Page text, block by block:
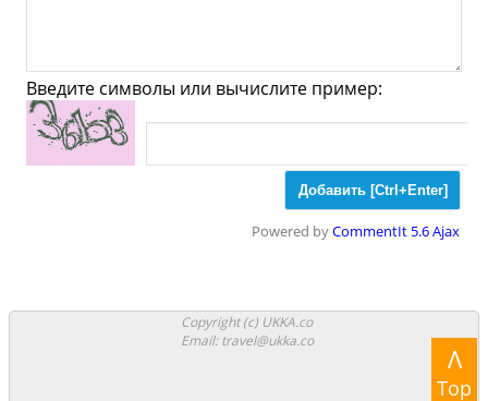
Музеи Галлереи
Церкви
Синагоги
Аттракционы
Аквапарки
Зоопарки
Введите символы или вычислите пример:
Powered byCommentIt 5.6 Ajax
Copyright (c) UKKA.co
Email: travel@ukka.co
Λ
Top